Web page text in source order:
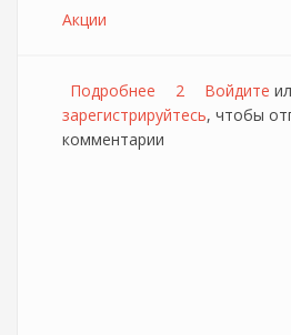
Акции
Подробнее о Месяц
2 Войдите
зарегистрируйтесь, чтобы
комментарии